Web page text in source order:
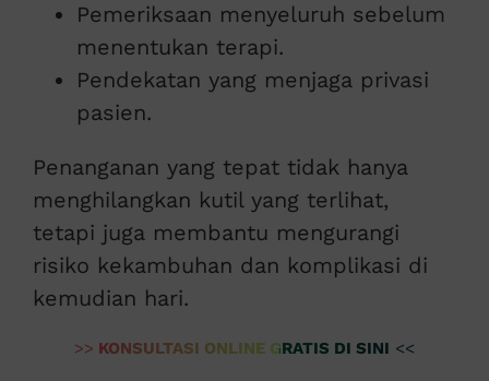
Pemeriksaan menyeluruh sebelum
menentukan terapi.
Pendekatan yang menjaga privasi
pasien.
Penanganan yang tepat tidak hanya
menghilangkan kutil yang terlihat,
tetapi juga membantu mengurangi
risiko kekambuhan dan komplikasi di
kemudian hari.
>> KONSULTASI ONLINE GRATIS DI SINI <<